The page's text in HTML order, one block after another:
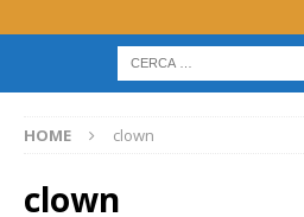
HOME clown
clown